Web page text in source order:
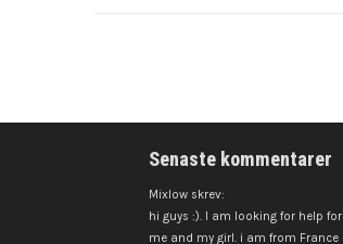
Senaste kommentarer
Mixlow skrev:
hi guys :). I am looking for help for
me and my girl. i am from France